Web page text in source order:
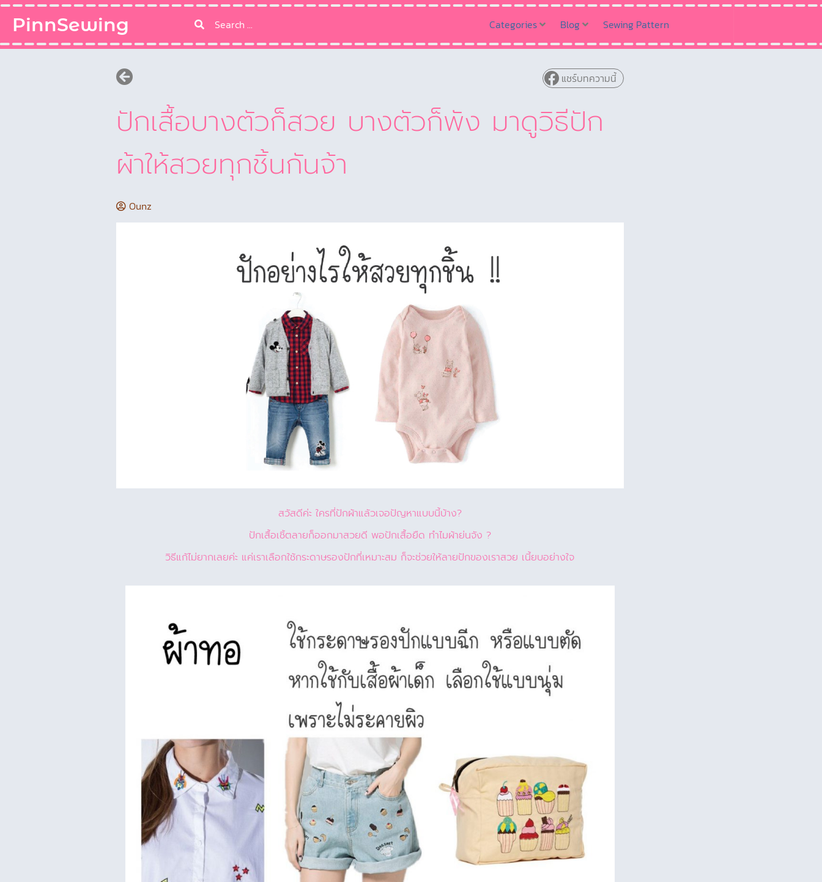
PinnSewing Categories Blog Sewing Pattern
แชร์บทความนี้
ปักเสื้อบางตัวก็สวย บางตัวก็พัง มาดูวิธีปัก
ผ้าให้สวยทุกชิ้นกันจ้า
Ounz
สวัสดีค่ะ ใครที่ปักผ้าแล้วเจอปัญหาแบบนี้บ้าง?
ปักเสื้อเชิ้ตลายก็ออกมาสวยดี พอปักเสื้อยืด ทำไมผ้าย่นจัง ?
วิธีแก้ไม่ยากเลยค่ะ แค่เราเลือกใช้กระดาษรองปักที่เหมาะสม ก็จะช่วยให้ลายปักของเราสวย เนี้ยบอย่างใจ